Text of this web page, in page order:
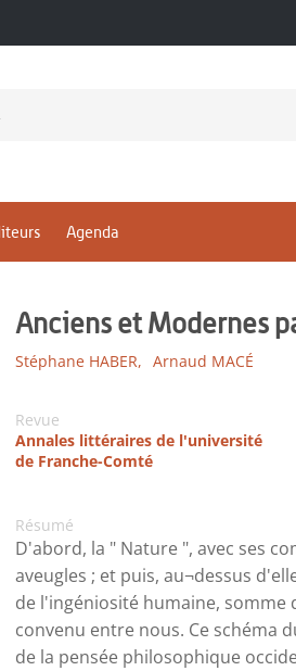
Agenda
Anciens et Modernes
Stéphane HABER, Arnaud MACÉ
Revue
Annales littéraires de l'université
de Franche-Comté
Résumé
D'abord, la " Nature ", avec ses
aveugles ; et puis, au¬dessus
de l'ingéniosité humaine, somme
convenu entre nous. Ce schéma
de la pensée philosophique